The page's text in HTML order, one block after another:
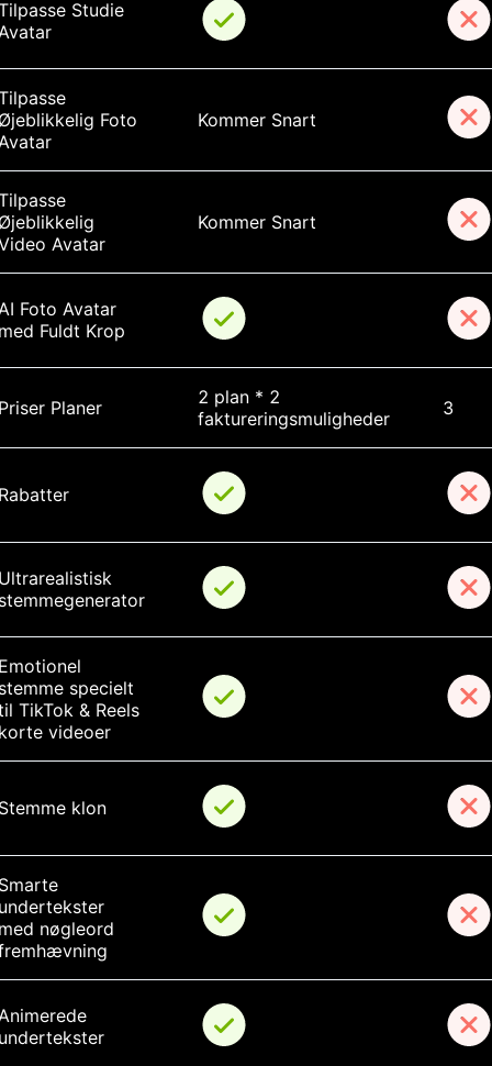
Studie
Foto
Kommer Snart
Avatar
Kommer Snart
Foto Avatar
Fuldt Krop
Planer
2 plan * 2
faktureringsmuligheder
3
specielt
TikTok & Reels
videoer
klon
nøgleord